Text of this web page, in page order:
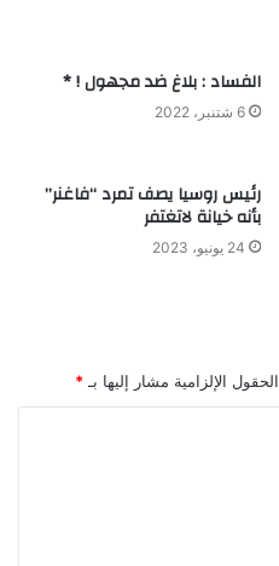
الفساد : بلاغ ضد مجهول ! *
6 شتنبر، 2022
رئيس روسيا يصف تمرد “فاغنر”
بأنه خيانة لاتغتفر
24 يونيو، 2023
الحقول الإلزامية مشار إليها بـ *